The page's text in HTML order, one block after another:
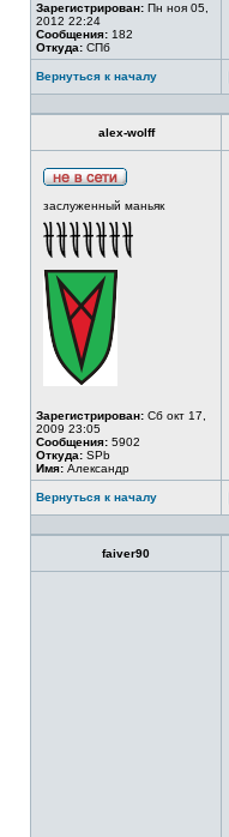
Зарегистрирован: Пн ноя 05,
2012 22:24
Сообщения: 182
Откуда: СПб
Вернуться к началу
alex-wolff
заслуженный маньяк
Зарегистрирован: Сб окт 17,
2009 23:05
Сообщения: 5902
Откуда: SPb
Имя: Александр
Вернуться к началу
faiver90